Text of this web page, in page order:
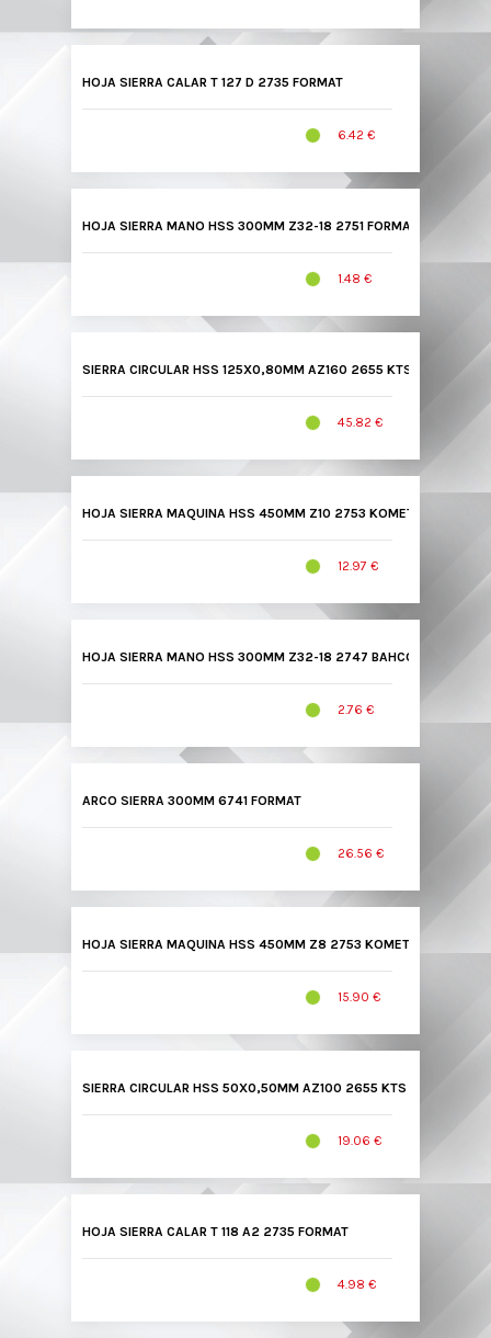
HOJA SIERRA CALAR T 127 D 2735 FORMAT
6.42 €
HOJA SIERRA MANO HSS 300MM Z32-18 2751 FORMAT
1.48 €
SIERRA CIRCULAR HSS 125X0,80MM AZ160 2655 KTS
45.82 €
HOJA SIERRA MAQUINA HSS 450MM Z10 2753 KOMET
12.97 €
HOJA SIERRA MANO HSS 300MM Z32-18 2747 BAHCO
2.76 €
ARCO SIERRA 300MM 6741 FORMAT
26.56 €
HOJA SIERRA MAQUINA HSS 450MM Z8 2753 KOMET
15.90 €
SIERRA CIRCULAR HSS 50X0,50MM AZ100 2655 KTS
19.06 €
HOJA SIERRA CALAR T 118 A2 2735 FORMAT
4.98 €